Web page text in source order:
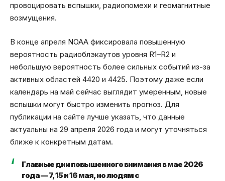
провоцировать вспышки, радиопомехи и геомагнитные
возмущения.
В конце апреля NOAA фиксировала повышенную
вероятность радиоблэкаутов уровня R1–R2 и
небольшую вероятность более сильных событий из-за
активных областей 4420 и 4425. Поэтому даже если
календарь на май сейчас выглядит умеренным, новые
вспышки могут быстро изменить прогноз. Для
публикации на сайте лучше указать, что данные
актуальны на 29 апреля 2026 года и могут уточняться
ближе к конкретным датам.
Главные дни повышенного внимания в мае 2026
года — 7, 15 и 16 мая, но людям с